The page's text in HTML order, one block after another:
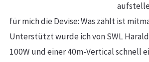
für mich die Devise: Was zählt ist
Unterstützt wurde ich von SWL
100W und einer 40m-Vertical schnell